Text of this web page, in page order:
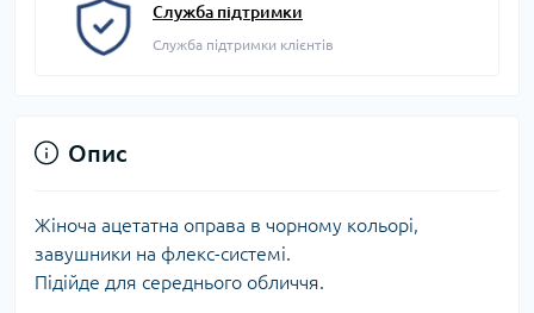
Служба підтримки
Служба підтримки клієнтів
Опис
Жіноча ацетатна оправа в чорному кольорі,
завушники на флекс-системі.
Підійде для середнього обличчя.